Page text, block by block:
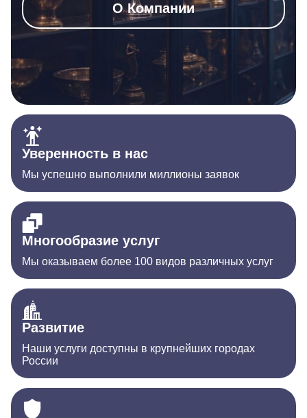
О Компании
Уверенность в нас
Мы успешно выполнили миллионы заявок
Многообразие услуг
Мы оказываем более 100 видов различных услуг
Развитие
Наши услуги доступны в крупнейших городах
России